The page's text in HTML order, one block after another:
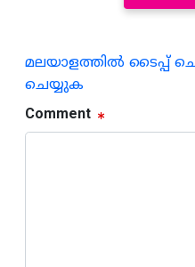
മലയാളത്തില്‍ ടൈപ്പ്
ചെയ്യുക
Comment